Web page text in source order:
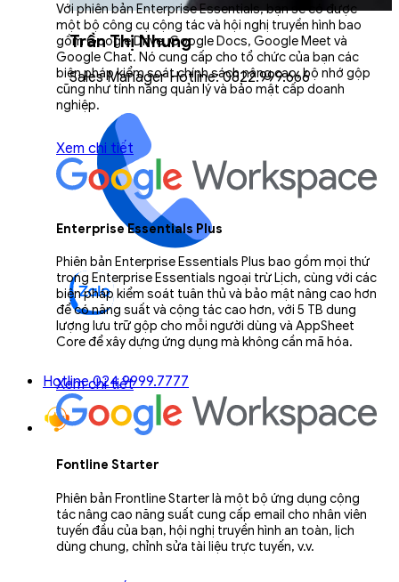
Trần Thị Nhung
Sales Manager Hotline: 0822.999.666
Hotline 024.9999.7777
Với phiên bản Enterprise Essentials, bạn sẽ có được
một bộ công cụ cộng tác và hội nghị truyền hình bao
gồm Google Drive, Google Docs, Google Meet và
Google Chat. Nó cung cấp cho tổ chức của bạn các
biện pháp kiểm soát chính sách nâng cao, bộ nhớ gộp
cũng như tính năng quản lý và bảo mật cấp doanh
nghiệp.
Xem chi tiết
Enterprise Essentials Plus
Phiên bản Enterprise Essentials Plus bao gồm mọi thứ
trong Enterprise Essentials ngoại trừ Lịch, cùng với các
biện pháp kiểm soát tuân thủ và bảo mật nâng cao hơn
để có năng suất và cộng tác cao hơn, với 5 TB dung
lượng lưu trữ gộp cho mỗi người dùng và AppSheet
Core để xây dựng ứng dụng mà không cần mã hóa.
Xem chi tiết
Fontline Starter
Phiên bản Frontline Starter là một bộ ứng dụng cộng
tác nâng cao năng suất cung cấp email cho nhân viên
tuyến đầu của bạn, hội nghị truyền hình an toàn, lịch
dùng chung, chỉnh sửa tài liệu trực tuyến, v.v.